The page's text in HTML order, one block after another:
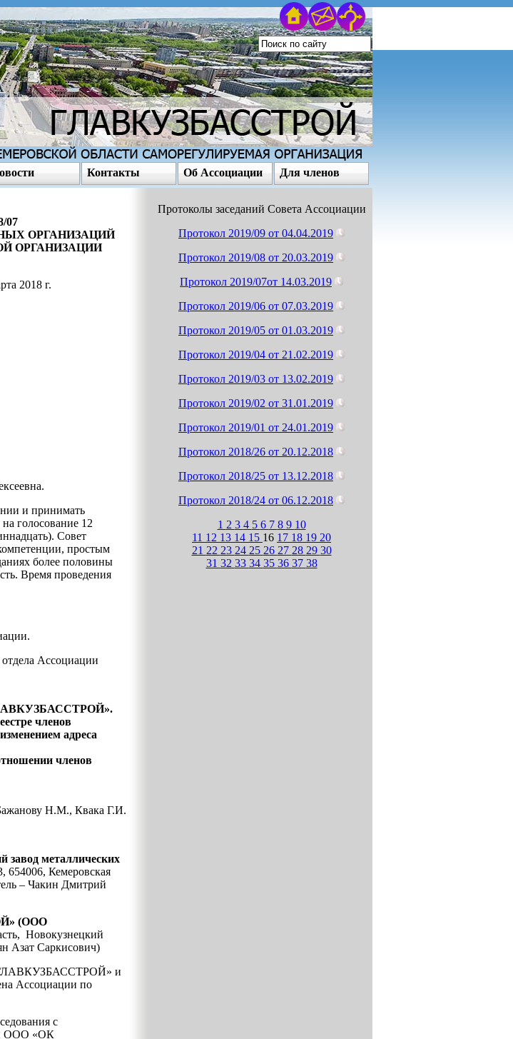
Контакты Об Ассоциации Для членов
07
ОРГАНИЗАЦИЙ
ОРГАНИЗАЦИИ
г.
и принимать
голосование 12
Совет
простым
более половины
Время проведения
Ассоциации
членов
адреса
членов
Н.М., Квака Г.И.
завод металлических
Кемеровская
– Чакин Дмитрий
(ООО
Новокузнецкий
Азат Саркисович)
«ГЛАВКУЗБАССТРОЙ» и
Ассоциации по
с
ООО «ОК
Протоколы заседаний Совета Ассоциации
Протокол 2019/09 от 04.04.2019
Протокол 2019/08 от 20.03.2019
Протокол 2019/07от 14.03.2019
Протокол 2019/06 от 07.03.2019
Протокол 2019/05 от 01.03.2019
Протокол 2019/04 от 21.02.2019
Протокол 2019/03 от 13.02.2019
Протокол 2019/02 от 31.01.2019
Протокол 2019/01 от 24.01.2019
Протокол 2018/26 от 20.12.2018
Протокол 2018/25 от 13.12.2018
Протокол 2018/24 от 06.12.2018
1 2 3 4 5 6 7 8 9 10
11 12 13 14 15 16 17 18 19 20
21 22 23 24 25 26 27 28 29 30
31 32 33 34 35 36 37 38